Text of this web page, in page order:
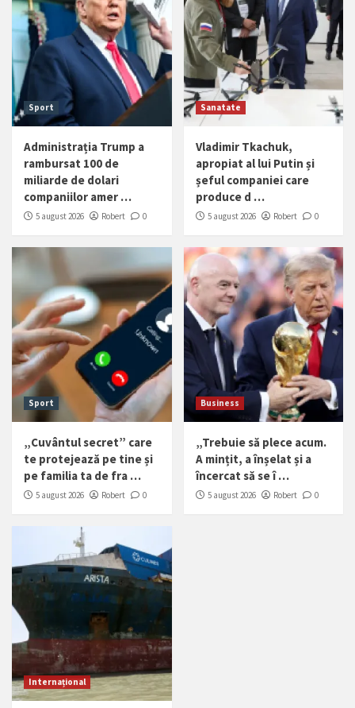
Sport
Administrația Trump a
rambursat 100 de
miliarde de dolari
companiilor amer …
5 august 2026 Robert 0
Sanatate
Vladimir Tkachuk,
apropiat al lui Putin și
șeful companiei care
produce d …
5 august 2026 Robert 0
Sport
„Cuvântul secret” care
te protejează pe tine și
pe familia ta de fra …
5 august 2026 Robert 0
Business
„Trebuie să plece acum.
A mințit, a înșelat și a
încercat să se î …
5 august 2026 Robert 0
Internațional